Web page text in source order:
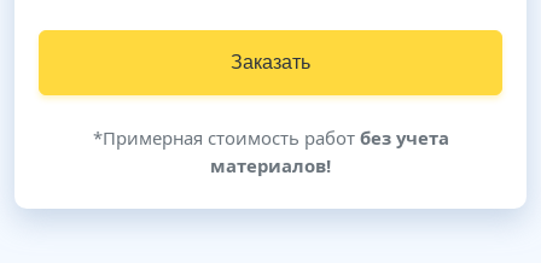
Заказать
*Примерная стоимость работ без учета
материалов!